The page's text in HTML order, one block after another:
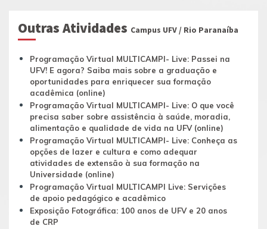
Outras Atividades Campus UFV / Rio Paranaíba
Programação Virtual MULTICAMPI- Live: Passei na
UFV! E agora? Saiba mais sobre a graduação e
oportunidades para enriquecer sua formação
acadêmica (online)
Programação Virtual MULTICAMPI- Live: O que você
precisa saber sobre assistência à saúde, moradia,
alimentação e qualidade de vida na UFV (online)
Programação Virtual MULTICAMPI- Live: Conheça as
opções de lazer e cultura e como adequar
atividades de extensão à sua formação na
Universidade (online)
Programação Virtual MULTICAMPI Live: Servições
de apoio pedagógico e acadêmico
Exposição Fotográfica: 100 anos de UFV e 20 anos
de CRP